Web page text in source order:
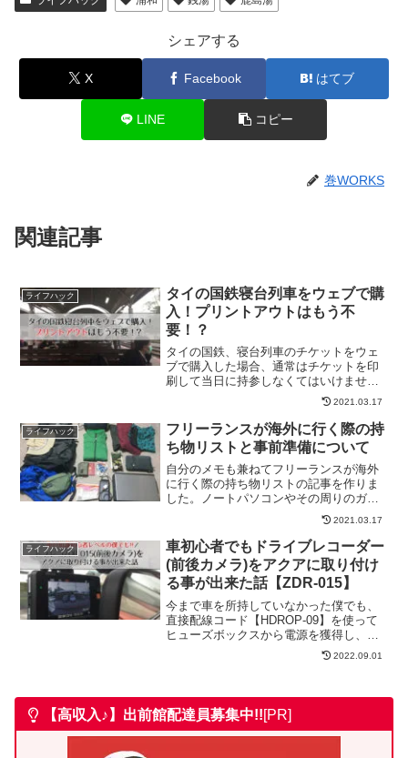
シェアする
X Facebook はてブ
LINE コピー
巻WORKS
関連記事
ライフハック
タイの国鉄寝台列車をウェブで購
入！プリントアウトはもう不
要！？
タイの国鉄、寝台列車のチケットをウェ
ブで購入した場合、通常はチケットを印
刷して当日に持参しなくてはいけませ
ん。ただ、スマホだと予約したチケット
を画面上では表示する事が出来たので、
スマホで見せればいいんじゃないか？と
いう事で実際に試してみました。
2021.03.17
ライフハック
フリーランスが海外に行く際の持
ち物リストと事前準備について
自分のメモも兼ねてフリーランスが海外
に行く際の持ち物リストの記事を作りま
した。ノートパソコンやその周りのガジ
ェット類も含めた持ち物リストとなりま
す。また、今回はタイに行くことを想定
してリストを作成しました。
2021.03.17
ライフハック
車初心者でもドライブレコーダー
(前後カメラ)をアクアに取り付け
る事が出来た話【ZDR-015】
今まで車を所持していなかった僕でも、
直接配線コード【HDROP-09】を使って
ヒューズボックスから電源を獲得し、前
後カメラのドラレコをアクアになんとか
取り付ける事ができたので、その取付に
います。
2022.09.01
【高収入♪】出前館配達員募集中!![PR]